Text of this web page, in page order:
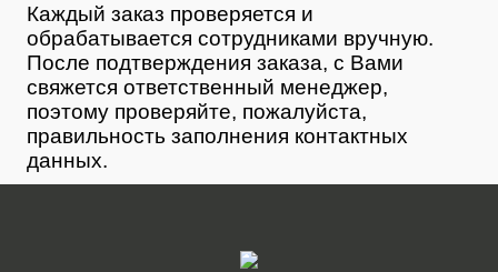
Каждый заказ проверяется и
обрабатывается сотрудниками вручную.
После подтверждения заказа, с Вами
свяжется ответственный менеджер,
поэтому проверяйте, пожалуйста,
правильность заполнения контактных
данных.